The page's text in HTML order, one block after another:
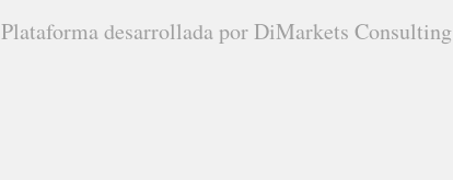
Plataforma desarrollada por DiMarkets Consulting